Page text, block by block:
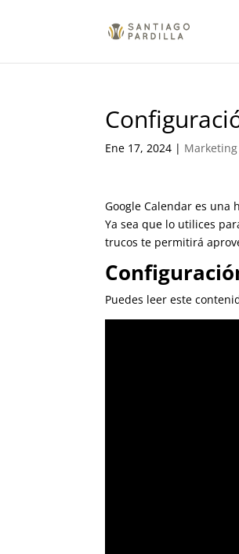
Ene 17, 2024| Marketing
Google Calendar es una
diarias. Ya sea que lo
correctas y trucos te
Puedes leer este